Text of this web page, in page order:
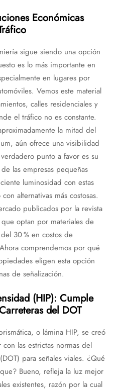
Económicas
sigue siendo una opción
es lo más importante en
en lugares por
Vemos este material
calles residenciales y
el tráfico no es constante.
la mitad del
aún ofrece una visibilidad
punto a favor es su
las empresas pequeñas
luminosidad con estas
alternativas más costosas.
publicados por la revista
optan por materiales de
30 % en costos de
comprendemos por qué
eligen esta opción
de señalización.
(HIP): Cumple
del DOT
o lámina HIP, se creó
las estrictas normas del
para señales viales. ¿Qué
Bueno, refleja la luz mejor
existentes, razón por la cual